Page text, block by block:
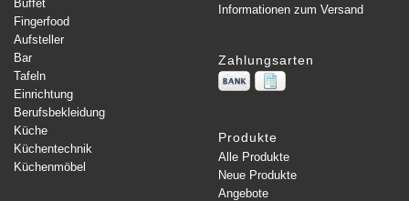
Buffet
Fingerfood
Aufsteller
Bar
Tafeln
Einrichtung
Berufsbekleidung
Küche
Küchentechnik
Küchenmöbel
Informationen zum Versand
Zahlungsarten
Produkte
Alle Produkte
Neue Produkte
Angebote